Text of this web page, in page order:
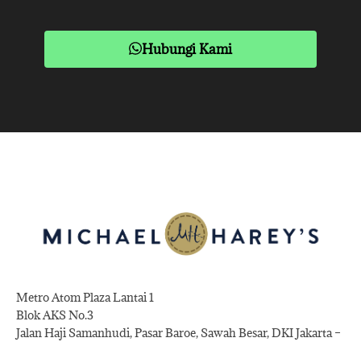
Hubungi Kami
Metro Atom Plaza Lantai 1
Blok AKS No.3
Jalan Haji Samanhudi, Pasar Baroe, Sawah Besar, DKI Jakarta –